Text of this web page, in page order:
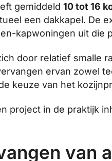
gemiddeld 10 tot 16
een dakkapel. De
kapwoningen uit die
door relatief smalle
ervan zowel
keuze van het
project in de praktijk
van